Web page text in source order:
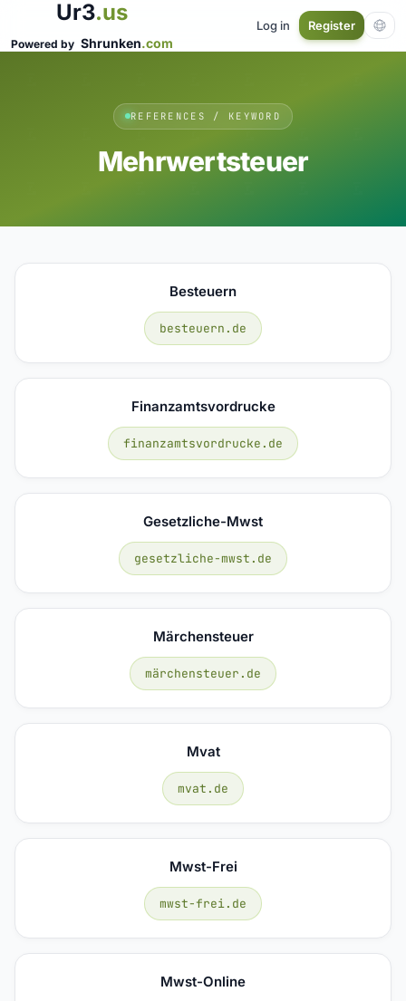
Ur3.us
Powered by Shrunken.com
Log in Register
REFERENCES / KEYWORD
Mehrwertsteuer
Besteuern
besteuern.de
Finanzamtsvordrucke
finanzamtsvordrucke.de
Gesetzliche-Mwst
gesetzliche-mwst.de
Märchensteuer
märchensteuer.de
Mvat
mvat.de
Mwst-Frei
mwst-frei.de
Mwst-Online